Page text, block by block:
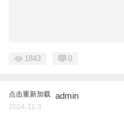
1843 0
点击重新加载 admin
2024-11-3